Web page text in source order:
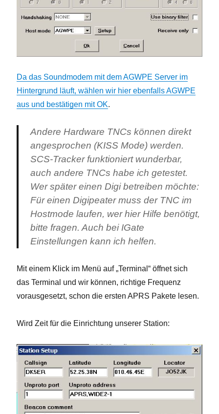
Da das Soundmodem mit dem AGWPE Server im
Hintergrund läuft, wählen wir hier ebenfalls AGWPE
aus und bestätigen mit OK.
Andere Hardware TNCs können direkt
angesprochen (KISS Mode) werden.
SCS-Tracker funktioniert wunderbar,
auch andere TNCs habe ich getestet.
Wer später einen Digi betreiben möchte:
Für einen Digipeater muss der TNC im
Hostmode laufen, wer hier Hilfe benötigt,
bitte fragen. Auch bei IGate
Einstellungen kann ich helfen.
Mit einem Klick im Menü auf „Terminal“ öffnet sich
das Terminal und wir können, richtige Frequenz
vorausgesetzt, schon die ersten APRS Pakete lesen.
Wird Zeit für die Einrichtung unserer Station: